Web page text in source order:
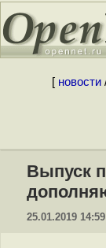
[ новости
Выпуск
25.01.2019